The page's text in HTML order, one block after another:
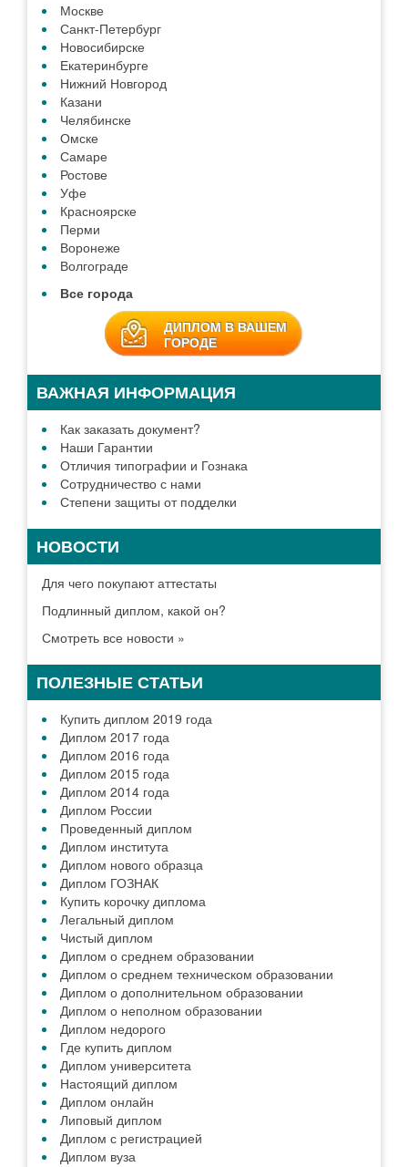
Москве
Санкт-Петербург
Новосибирске
Екатеринбурге
Нижний Новгород
Казани
Челябинске
Омске
Самаре
Ростове
Уфе
Красноярске
Перми
Воронеже
Волгограде
Все города
ДИПЛОМ В ВАШЕМ
ГОРОДЕ
ВАЖНАЯ ИНФОРМАЦИЯ
Как заказать документ?
Наши Гарантии
Отличия типографии и Гознака
Сотрудничество с нами
Степени защиты от подделки
НОВОСТИ
Для чего покупают аттестаты
Подлинный диплом, какой он?
Смотреть все новости »
ПОЛЕЗНЫЕ СТАТЬИ
Купить диплом 2019 года
Диплом 2017 года
Диплом 2016 года
Диплом 2015 года
Диплом 2014 года
Диплом России
Проведенный диплом
Диплом института
Диплом нового образца
Диплом ГОЗНАК
Купить корочку диплома
Легальный диплом
Чистый диплом
Диплом о среднем образовании
Диплом о среднем техническом образовании
Диплом о дополнительном образовании
Диплом о неполном образовании
Диплом недорого
Где купить диплом
Диплом университета
Настоящий диплом
Диплом онлайн
Липовый диплом
Диплом с регистрацией
Диплом вуза